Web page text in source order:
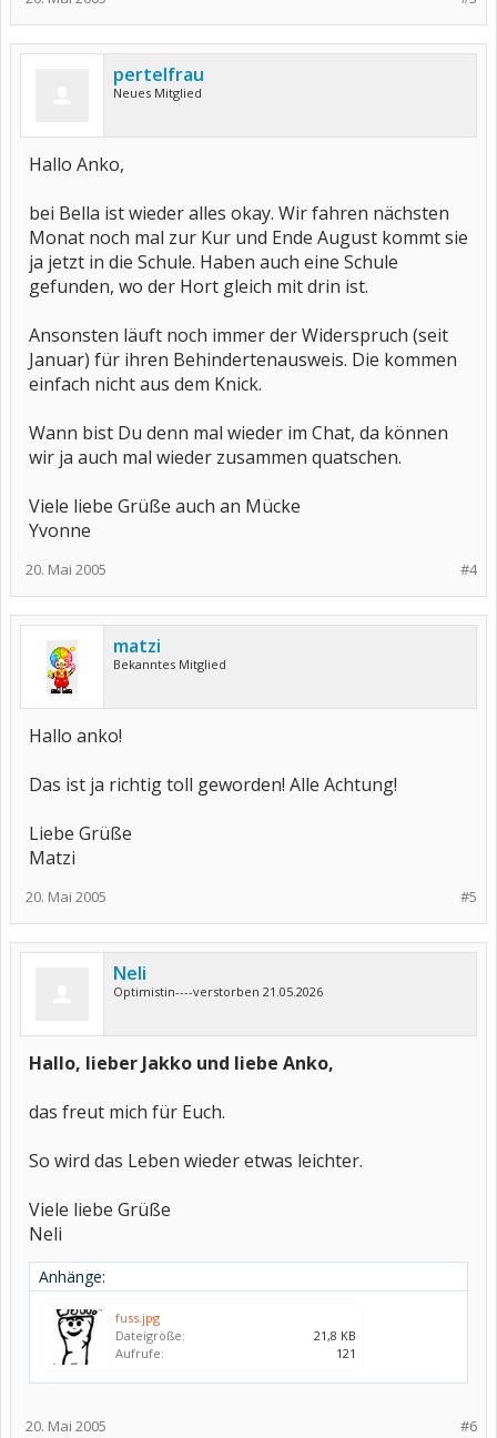
pertelfrau
Neues Mitglied
Hallo Anko,
bei Bella ist wieder alles okay. Wir fahren nächsten
Monat noch mal zur Kur und Ende August kommt sie
ja jetzt in die Schule. Haben auch eine Schule
gefunden, wo der Hort gleich mit drin ist.
Ansonsten läuft noch immer der Widerspruch (seit
Januar) für ihren Behindertenausweis. Die kommen
einfach nicht aus dem Knick.
Wann bist Du denn mal wieder im Chat, da können
wir ja auch mal wieder zusammen quatschen.
Viele liebe Grüße auch an Mücke
Yvonne
#4
20. Mai 2005
matzi
Bekanntes Mitglied
Hallo anko!
Das ist ja richtig toll geworden! Alle Achtung!
Liebe Grüße
Matzi
#5
20. Mai 2005
Neli
Optimistin----verstorben 21.05.2026
Hallo, lieber Jakko und liebe Anko,
das freut mich für Euch.
So wird das Leben wieder etwas leichter.
Viele liebe Grüße
Neli
Anhänge:
fuss.jpg
Dateigröße:
21,8 KB
Aufrufe:
121
#6
20. Mai 2005